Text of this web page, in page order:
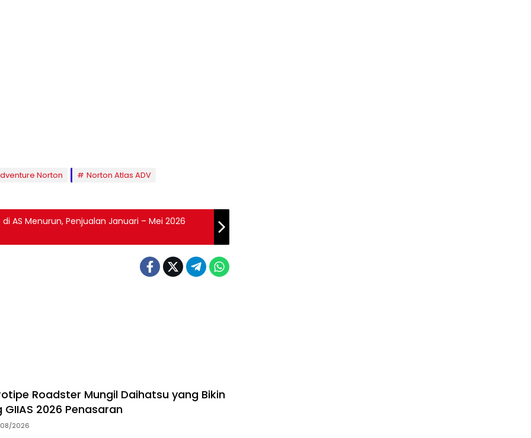
Norton Norton Atlas ADV
AS Menurun, Penjualan Januari – Mei 2026
Roadster Mungil Daihatsu yang Bikin
GIIAS 2026 Penasaran
2026